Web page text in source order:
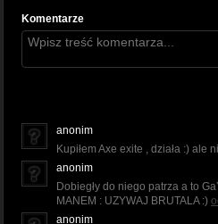
Komentarze
anonim
Kupiłem Axe exite , działa :) ale
anonim
Dobiegły do niego patrza a to
MANEM : UZYWAJ BRUTALA :)
anonim